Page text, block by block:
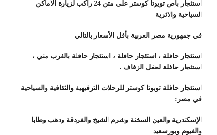
استئجار باص تويوتا كوستر على متن 24 راكب لزيارة الاماكن
السياحية والاثرية
في جمهورية مصر العربية بأقل الأسعار بالتالي
استئجار حافلة ، استئجار حافلة ، استئجار حافلة بالقرب مني ،
استئجار حافلة لحفل الزفاف ،
استئجار حافلة تويوتا كوستر للرحلات الترفيهية والثقافية والسياحية
في مصر:
الإسكندرية والعين السخنة وشرم الشيخ والغردقة ودهب وطابا
والفيوم وبورسعيد